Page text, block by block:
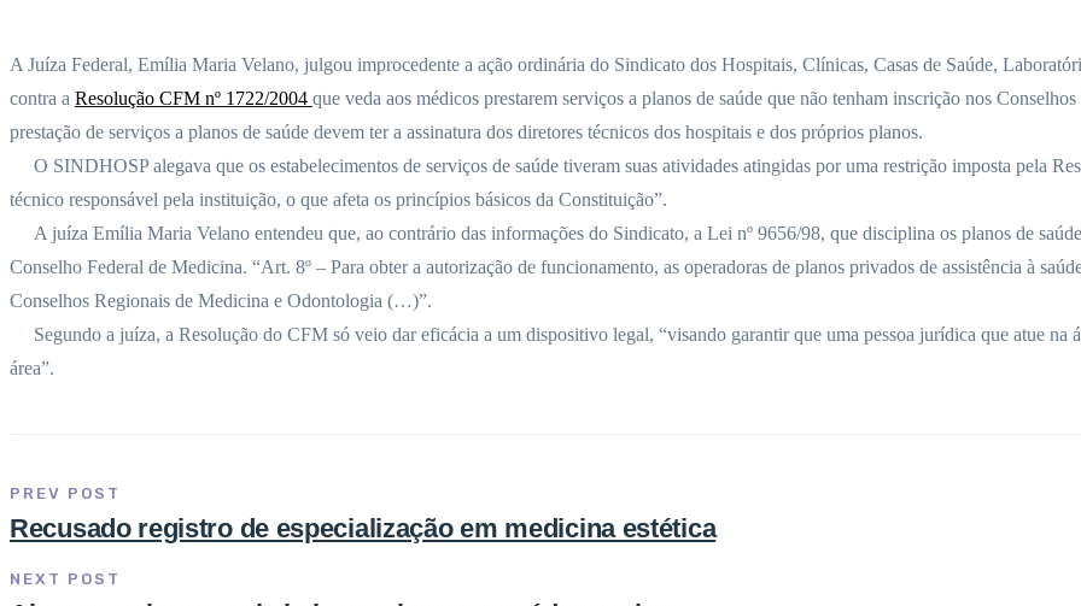
A Juíza Federal, Emília Maria Velano, julgou improcedente a ação ordinária do Sindicato dos Hospitais, Clínicas, Casas de Saúde,
contra a Resolução CFM nº 1722/2004 que veda aos médicos prestarem serviços a planos de saúde que não tenham inscrição nos
prestação de serviços a planos de saúde devem ter a assinatura dos diretores técnicos dos hospitais e dos próprios planos.
O SINDHOSP alegava que os estabelecimentos de serviços de saúde tiveram suas atividades atingidas por uma restrição imposta pela
técnico responsável pela instituição, o que afeta os princípios básicos da Constituição”.
A juíza Emília Maria Velano entendeu que, ao contrário das informações do Sindicato, a Lei nº 9656/98, que disciplina os planos de
Conselho Federal de Medicina. “Art. 8º – Para obter a autorização de funcionamento, as operadoras de planos privados de assistência à
Conselhos Regionais de Medicina e Odontologia (…)”.
Segundo a juíza, a Resolução do CFM só veio dar eficácia a um dispositivo legal, “visando garantir que uma pessoa jurídica que atue na
área”.
PREV POST
Recusado registro de especialização em medicina estética
NEXT POST